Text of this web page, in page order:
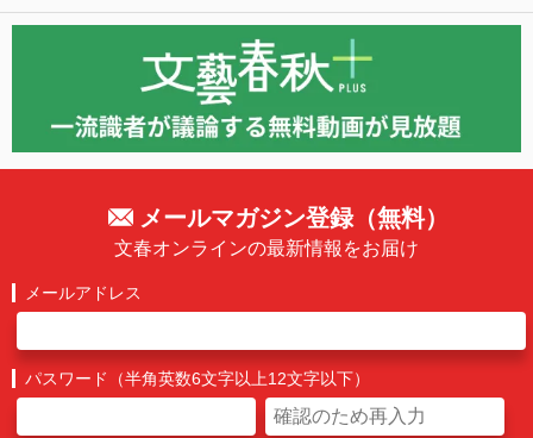
メールマガジン登録（無料）
文春オンラインの最新情報をお届け
メールアドレス
パスワード（半角英数6文字以上12文字以下）